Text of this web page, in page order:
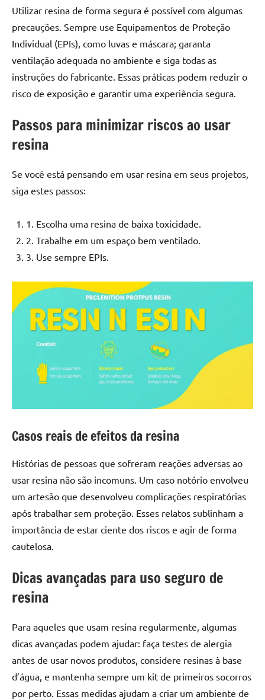
de
de
alta
qualidade,
como
as
River
e
de
tampinhas
Utilizar resina de forma segura é possível com algumas
precauções. Sempre use Equipamentos de Proteção
Individual (EPIs), como luvas e máscara; garanta
ventilação adequada no ambiente e siga todas as
instruções do fabricante. Essas práticas podem reduzir o
risco de exposição e garantir uma experiência segura.
Passos para minimizar riscos ao usar
resina
Se você está pensando em usar resina em seus projetos,
siga estes passos:
1. Escolha uma resina de baixa toxicidade.
2. Trabalhe em um espaço bem ventilado.
3. Use sempre EPIs.
Casos reais de efeitos da resina
Histórias de pessoas que sofreram reações adversas ao
usar resina não são incomuns. Um caso notório envolveu
um artesão que desenvolveu complicações respiratórias
após trabalhar sem proteção. Esses relatos sublinham a
importância de estar ciente dos riscos e agir de forma
cautelosa.
Dicas avançadas para uso seguro de
resina
Para aqueles que usam resina regularmente, algumas
dicas avançadas podem ajudar: faça testes de alergia
antes de usar novos produtos, considere resinas à base
d’água, e mantenha sempre um kit de primeiros socorros
por perto. Essas medidas ajudam a criar um ambiente de